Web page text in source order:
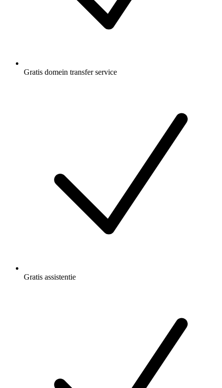
Gratis domein transfer service
Gratis assistentie